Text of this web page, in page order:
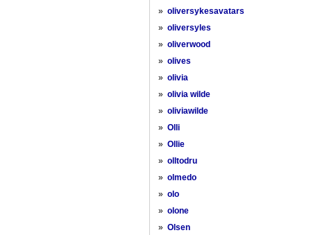
» oliversykesavatars
» oliversyles
» oliverwood
» olives
» olivia
» olivia wilde
» oliviawilde
» Olli
» Ollie
» olltodru
» olmedo
» olo
» olone
» Olsen